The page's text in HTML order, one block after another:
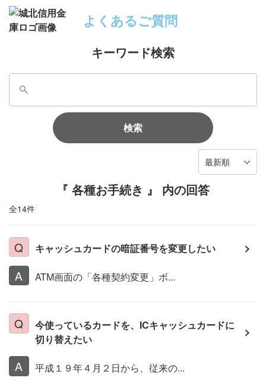
よくあるご質問
キーワード検索
検索
最新順
『 各種お手続き 』 内の回答
全14件
キャッシュカードの暗証番号を変更したい
ATM画面の「各種契約変更」ボ...
今使っているカードを、ICキャッシュカードに
切り替えたい
平成１９年４月２日から、従来の...